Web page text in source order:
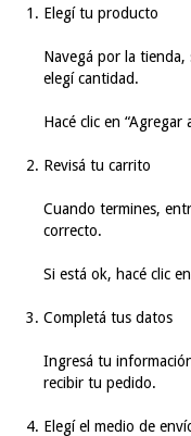
Elegí tu producto
Navegá por la
elegí cantidad.
Hacé clic en “Agregar
Revisá tu carrito
Cuando termines,
correcto.
Si está ok, hacé clic en
Completá tus datos
Ingresá tu
recibir tu pedido.
Elegí el medio de